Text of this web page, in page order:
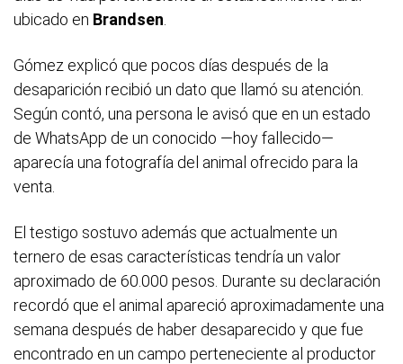
ubicado en Brandsen
Gómez explicó que pocos días después de la
desaparición recibió un dato que llamó su atención.
Según contó, una persona le avisó que en un estado
de WhatsApp de un conocido —hoy fallecido—
aparecía una fotografía del animal ofrecido para la
venta.
El testigo sostuvo además que actualmente un
ternero de esas características tendría un valor
aproximado de 60.000 pesos. Durante su declaración
recordó que el animal apareció aproximadamente una
semana después de haber desaparecido y que fue
encontrado en un campo perteneciente al productor